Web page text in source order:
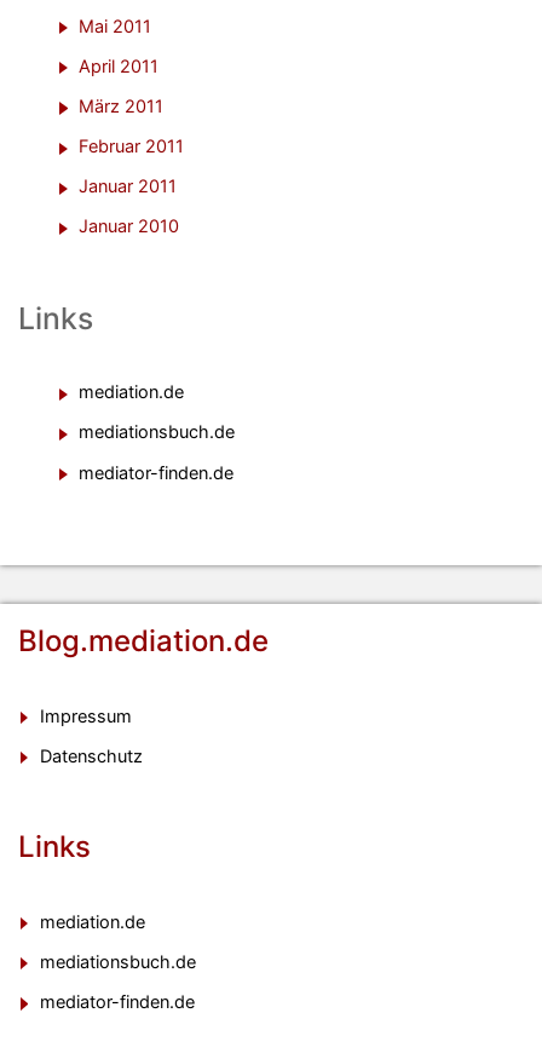
Mai 2011
April 2011
März 2011
Februar 2011
Januar 2011
Januar 2010
Links
mediation.de
mediationsbuch.de
mediator-finden.de
Blog.mediation.de
Impressum
Datenschutz
Links
mediation.de
mediationsbuch.de
mediator-finden.de